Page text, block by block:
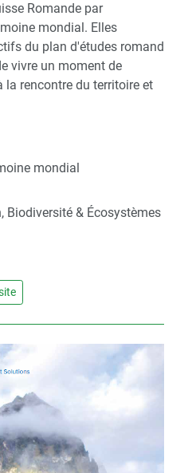
Romande par
mondial. Elles
du plan d'études romand
vivre un moment de
la rencontre du territoire et
mondial
Biodiversité & Écosystèmes